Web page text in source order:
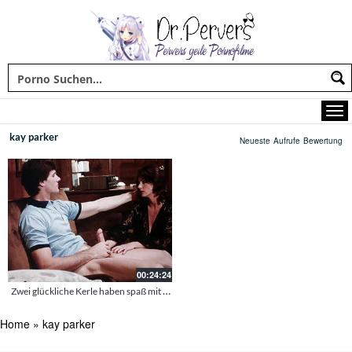
kay parker Neueste Aufrufe Bewertung
00:24:24
Zwei glückliche Kerle haben spaß mit der geilen Milf
Home » kay parker